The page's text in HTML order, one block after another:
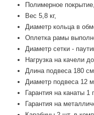
Полимерное покрытие,
Вес 5,8 кг,
Диаметр кольца в
Оплетка рамы
Диаметр сетки -
Нагрузка на качели
Длина подвеса 180
Диаметр подвеса 12
Гарантия на канаты 1
Гарантия на